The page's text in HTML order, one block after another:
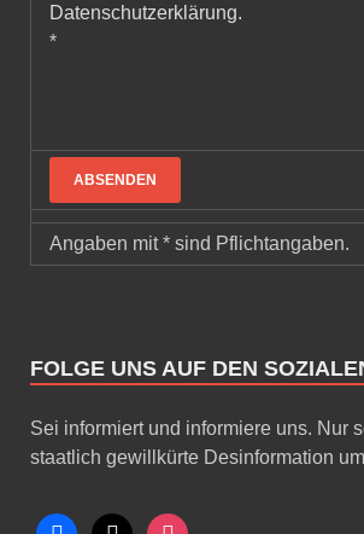
Datenschutzerklärung.
*
Angaben mit * sind Pflichtangaben.
FOLGE UNS AUF DEN
Sei informiert und informiere uns. Nur
staatlich gewillkürte Desinformation